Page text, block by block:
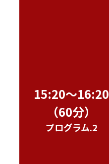
15:20～16:20
（60分）
プログラム.2